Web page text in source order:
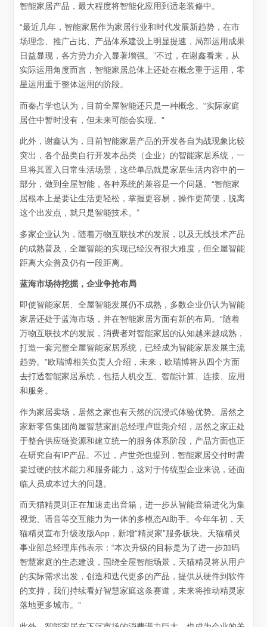
智能家居产品，最大程度将智能化应用到适老装修中。
“最近几年，智能家居作为家居行业和时代发展新趋势，在市
场理念、推广占比、产品体系建设上明显提速，局部运用成果
日益显现，各方势力介入显著增强。”不过，在谢鑫看来，从
实际运用角度而言，智能家居总体上还处在概念重于运用，零
星运用重于整体运用的阶段。
而秦占学也认为，目前全屋智能还只是一种概念。“实际家庭
居住中暂时没有，但未来可能会实现。”
此外，谢鑫认为，目前智能家居产品的开发各自为战现象比较
突出，各个品类自行开发本品类（企业）的智能家居系统，一
旦将其置入日常生活场景，这些单品就是家居生活内容中的一
部分，做到全屋智能，各种系统的兼容是一个问题。“智能家
居根本上是要让生活更轻松，掌握更容易，操作更简便，脱离
这个出发点，就只是智能技术。”
多家企业认为，随着万物互联技术的发展，以及无线技术产品
的成熟普及，全屋智能的实现已经没有很大难度，但全屋智能
距离大众普及仍有一段距离。
蓝海市场待挖掘，企业争抢布局
即使智能家居、全屋智能发展仍不成熟，多数企业仍认为智能
家居还处于蓝海市场，并在智能家居方面有新的布局。“随着
万物互联技术的发展，消费者对智能家居的认知越来越成熟，
打造一套完整全屋智能家居系统，已经成为智能家居发展主流
趋势。”欧瑞博相关负责人介绍，未来，欧瑞博将从四个方面
去打透智能家居系统，包括人机交互、智能计算、连接、应用
和服务。
作为家居卖场，居然之家也有天然的沉浸式体验优势。居然之
家新零售集团尚屋智慧家副总经理卢世尧介绍，居然之家正处
于整合供应链资源和建立统一的服务体系阶段，产品方面也正
在研究自有IP产品。不过，卢世尧也提到，智能家居交付时需
要过硬的技术能力和服务能力，这对于传统型企业来说，还面
临人员成本过大的问题。
而天猫精灵则正在加速走出音箱，进一步从智能音箱进化为集
视觉、语音等交互能力为一体的多模态AI助手。今年年初，天
猫精灵宣布升级改版App，新增“精灵家”服务板块。天猫精灵
事业部总经理库伟表示：“本次升级的目标是为了进一步加码
智慧家庭的生态建设，围绕全屋智能场景，天猫精灵将从用户
的实际需求出发，创造和迭代更多的产品，提供从硬件到软件
的支持，我们持续看好智慧家庭这条赛道，未来将推动精灵家
落地更多城市。”